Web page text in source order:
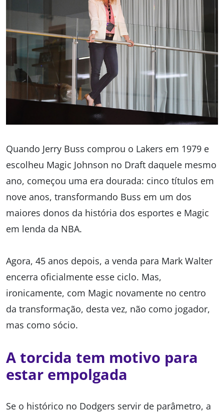
Quando Jerry Buss comprou o Lakers em 1979 e
escolheu Magic Johnson no Draft daquele mesmo
ano, começou uma era dourada: cinco títulos em
nove anos, transformando Buss em um dos
maiores donos da história dos esportes e Magic
em lenda da NBA.
Agora, 45 anos depois, a venda para Mark Walter
encerra oficialmente esse ciclo. Mas,
ironicamente, com Magic novamente no centro
da transformação, desta vez, não como jogador,
mas como sócio.
A torcida tem motivo para
estar empolgada
Se o histórico no Dodgers servir de parâmetro, a